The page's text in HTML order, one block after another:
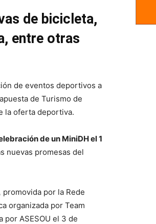
de bicicleta,
entre otras
de eventos deportivos a
de Turismo de
la oferta deportiva.
de un MiniDH el 1
nuevas promesas del
promovida por la Rede
organizada por Team
por ASESOU el 3 de